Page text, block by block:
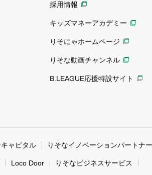
採用情報
キッズマネーアカデミー
りそにゃホームページ
りそな動画チャンネル
B.LEAGUE応援特設サイト
キャピタル りそなイノベーションパートナ
Loco Door りそなビジネスサービス